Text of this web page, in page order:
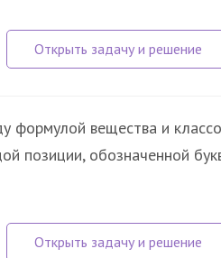
формулой вещества и
позиции, обозначенной